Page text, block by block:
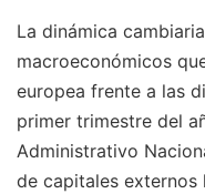
La dinámica
macroeconómicos
europea frente a las
primer trimestre del
Administrativo
de capitales externos